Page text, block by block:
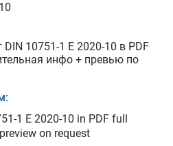
10751-1 E 2020-10 в PDF
инфо + превью по
1 E 2020-10 in PDF full
on request